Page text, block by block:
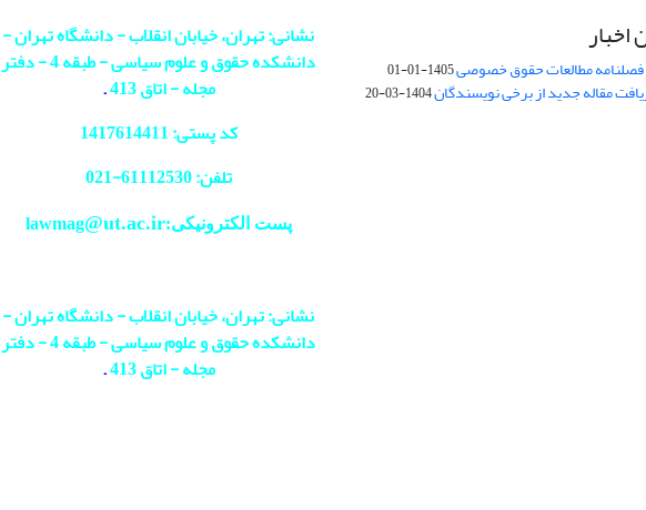
اخبار
فصلنامه مطالعات حقوق خصوصی1405-01-01
مقاله جدید از برخی نویسندگان1404-03-20
نشانی: تهران، خیابان انقلاب - دانشگاه تهران -
دانشکده حقوق و علوم سیاسی - طبقه 4 - دفتر
مجله - اتاق 413
.
کد پستی: 1417614411
تلفن: 61112530-
021
پست الکترونیکی:lawmag@ut.ac.ir
نشانی: تهران، خیابان انقلاب - دانشگاه تهران -
دانشکده حقوق و علوم سیاسی - طبقه 4 - دفتر
مجله - اتاق 413
.